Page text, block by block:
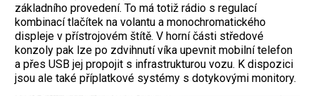
základního provedení. To má totiž rádio s regulací
kombinací tlačítek na volantu a monochromatického
displeje v přístrojovém štítě. V horní části středové
konzoly pak lze po zdvihnutí víka upevnit mobilní telefon
a přes USB jej propojit s infrastrukturou vozu. K dispozici
jsou ale také příplatkové systémy s dotykovými monitory.